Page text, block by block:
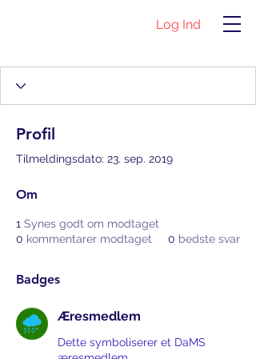
Log Ind
Profil
Tilmeldingsdato: 23. sep. 2019
Om
1 Synes godt om modtaget
0 kommentarer modtaget 0 bedste svar
Badges
Æresmedlem
Dette symboliserer et DaMS